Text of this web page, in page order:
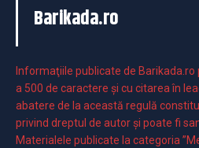
Barikada.ro
Informaţiile publicate de
a 500 de caractere şi cu citarea în
abatere de la această regulă
privind dreptul de autor și poate fi
Materialele publicate la categoria